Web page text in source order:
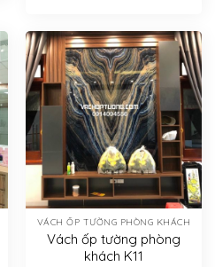
VÁCH ỐP TƯỜNG PHÒNG KHÁCH
Vách ốp tường phòng
khách K11